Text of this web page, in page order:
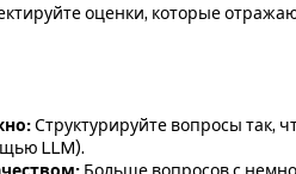
оценки, которые
Структурируйте вопросы так,
LLM).